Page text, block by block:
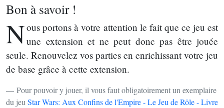
Bon à savoir !
Nous portons à votre attention le fait que ce jeu est
une extension et ne peut donc pas être jouée
seule. Renouvelez vos parties en enrichissant votre jeu
de base grâce à cette extension.
Pour pouvoir y jouer, il vous faut obligatoirement un exemplaire
du jeuStar Wars: Aux Confins de l'Empire - Le Jeu de Rôle - Livre